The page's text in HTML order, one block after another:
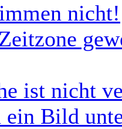
nicht!
ist nicht
Bild